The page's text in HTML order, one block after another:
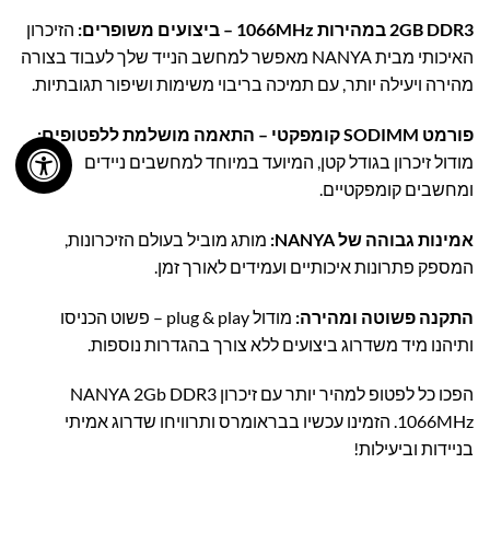
2GB DDR3 במהירות 1066MHz – ביצועים משופרים:
הזיכרון
האיכותי מבית NANYA מאפשר למחשב הנייד שלך לעבוד בצורה
מהירה ויעילה יותר, עם תמיכה בריבוי משימות ושיפור תגובתיות.
פורמט SODIMM קומפקטי – התאמה מושלמת ללפטופים:
מודול זיכרון בגודל קטן, המיועד במיוחד למחשבים ניידים
ומחשבים קומפקטיים.
אמינות גבוהה של NANYA:
מותג מוביל בעולם הזיכרונות,
המספק פתרונות איכותיים ועמידים לאורך זמן.
התקנה פשוטה ומהירה:
מודול plug & play – פשוט הכניסו
ותיהנו מיד משדרוג ביצועים ללא צורך בהגדרות נוספות.
הפכו כל לפטופ למהיר יותר עם זיכרון NANYA 2Gb DDR3
1066MHz. הזמינו עכשיו בבראומרס ותרוויחו שדרוג אמיתי
בניידות וביעילות!